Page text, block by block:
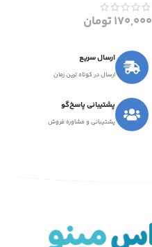
170,000تومان
ارسال سریع
ارسال در کوتاه ترین زمان
پشتیبانی پاسخ‌گو
پشتیبانی و مشاوره فروش